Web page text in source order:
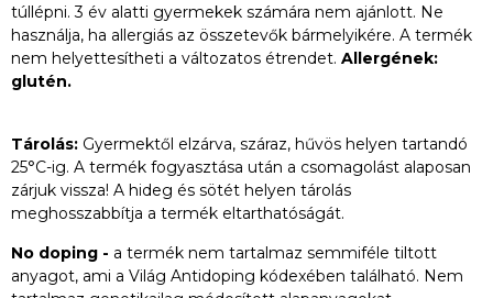
túllépni. 3 év alatti gyermekek számára nem ajánlott. Ne
használja, ha allergiás az összetevők bármelyikére. A termék
nem helyettesítheti a változatos étrendet. Allergének:
glutén.
Tárolás: Gyermektől elzárva, száraz, hűvös helyen tartandó
25°C-ig. A termék fogyasztása után a csomagolást alaposan
zárjuk vissza! A hideg és sötét helyen tárolás
meghosszabbítja a termék eltarthatóságát.
No doping - a termék nem tartalmaz semmiféle tiltott
anyagot, ami a Világ Antidoping kódexében található. Nem